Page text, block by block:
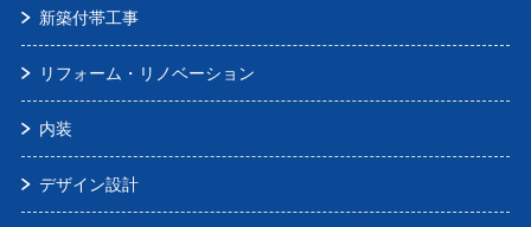
新築付帯工事
リフォーム・リノベーション
内装
デザイン設計